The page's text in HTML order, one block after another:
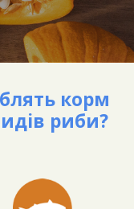
корм
риби?